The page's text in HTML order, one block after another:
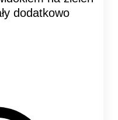
dodatkowo